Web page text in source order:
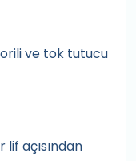
ve tok tutucu
açısından